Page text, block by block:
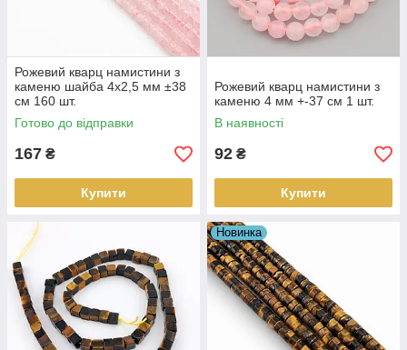
Рожевий кварц намистини з
каменю шайба 4х2,5 мм ±38
см 160 шт.
Готово до відправки
167 ₴
Купити
Рожевий кварц намистини з
каменю 4 мм +-37 см 1 шт.
В наявності
92 ₴
Купити
Новинка